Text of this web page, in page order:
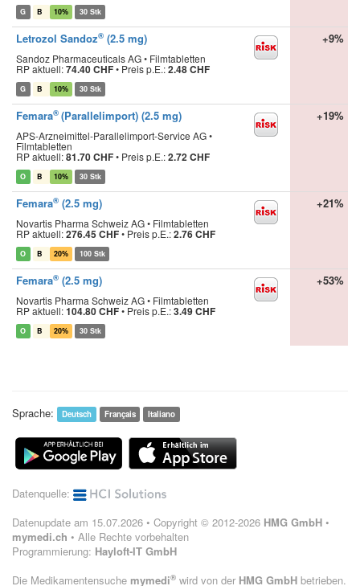
G B 10% 30 Stk
Letrozol Sandoz® (2.5 mg)
Sandoz Pharmaceuticals AG • Filmtabletten
RP aktuell:74.40 CHF• Preis p.E.:2.48 CHF
G B 10% 30 Stk
+9%
Femara® (Parallelimport) (2.5 mg)
APS-Arzneimittel-Parallelimport-Service AG •
Filmtabletten
RP aktuell:81.70 CHF• Preis p.E.:2.72 CHF
O B 10% 30 Stk
+19%
Femara® (2.5 mg)
Novartis Pharma Schweiz AG • Filmtabletten
RP aktuell:276.45 CHF• Preis p.E.:2.76 CHF
O B 20% 100 Stk
+21%
Femara® (2.5 mg)
Novartis Pharma Schweiz AG • Filmtabletten
RP aktuell:104.80 CHF• Preis p.E.:3.49 CHF
O B 20% 30 Stk
+53%
Sprache: Deutsch Français Italiano
Datenquelle:
Datenupdate am 15.07.2026 • Copyright © 2012-2026 HMG GmbH •
mymedi.ch • Alle Rechte vorbehalten
Programmierung: Hayloft-IT GmbH
Die Medikamentensuche mymedi® wird von der HMG GmbH betrieben.